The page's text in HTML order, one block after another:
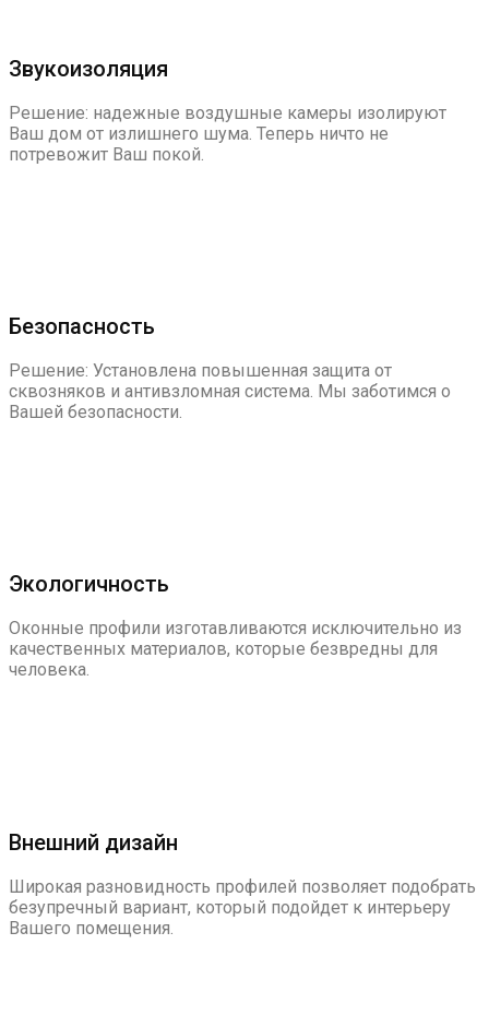
Звукоизоляция
Решение: надежные воздушные камеры изолируют
Ваш дом от излишнего шума. Теперь ничто не
потревожит Ваш покой.
Безопасность
Решение: Установлена повышенная защита от
сквозняков и антивзломная система. Мы заботимся о
Вашей безопасности.
Экологичность
Оконные профили изготавливаются исключительно из
качественных материалов, которые безвредны для
человека.
Внешний дизайн
Широкая разновидность профилей позволяет подобрать
безупречный вариант, который подойдет к интерьеру
Вашего помещения.